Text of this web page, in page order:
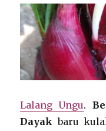
Lalang Ungu.
Dayak baru